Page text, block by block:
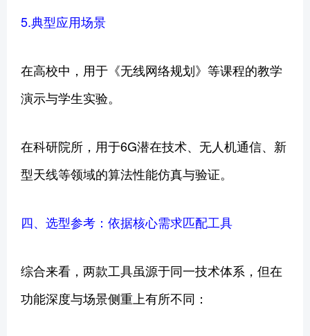
5.典型应用场景
在高校中，用于《无线网络规划》等课程的教学
演示与学生实验。
在科研院所，用于6G潜在技术、无人机通信、新
型天线等领域的算法性能仿真与验证。
四、选型参考：依据核心需求匹配工具
综合来看，两款工具虽源于同一技术体系，但在
功能深度与场景侧重上有所不同：